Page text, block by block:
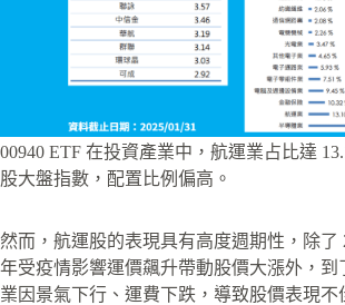
00940 ETF 在投資產業中，航運業占比達
股大盤指數，配置比例偏高。
然而，航運股的表現具有高度週期性，除了
年受疫情影響運價飆升帶動股價大漲外，到
業因景氣下行、運費下跌，導致股價表現不